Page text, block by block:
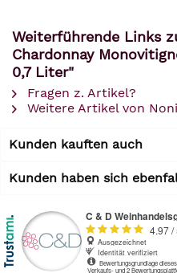
Weiterführende Links
Chardonnay
0,7 Liter"
Fragen z. Artikel?
Weitere Artikel von
Kunden kauften auch
Kunden haben sich